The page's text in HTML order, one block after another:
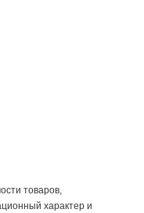
товаров,
характер и